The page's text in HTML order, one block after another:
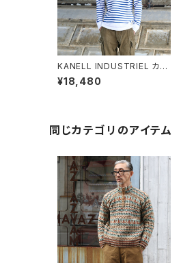
KANELL INDUSTRIEL カネ
ル インダストリアル BONAPA
RTE ボナパルテ Basque Sh
¥18,480
同じカテゴリのアイテム